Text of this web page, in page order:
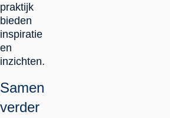
praktijk
bieden
inspiratie
en
inzichten.
Samen
verder